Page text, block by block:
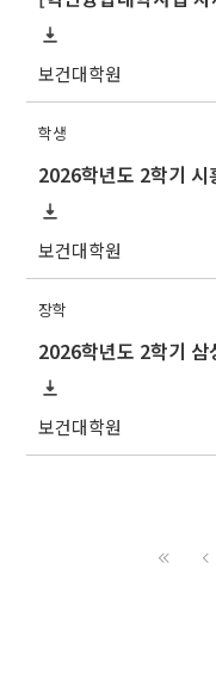
보건대학원
학생
보건대학원
장학
보건대학원